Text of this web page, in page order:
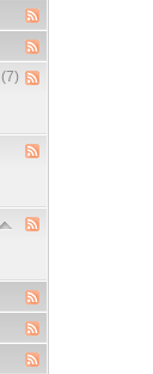
(7)